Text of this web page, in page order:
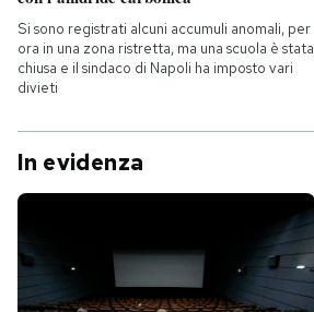
Si sono registrati alcuni accumuli anomali, per
ora in una zona ristretta, ma una scuola è stata
chiusa e il sindaco di Napoli ha imposto vari
divieti
In evidenza